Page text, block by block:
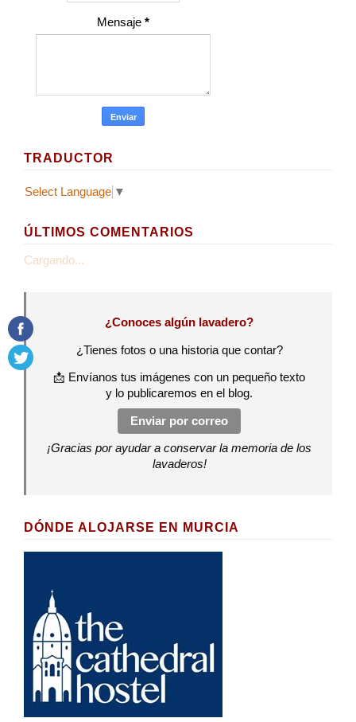
Mensaje *
TRADUCTOR
Select Language ▼
ÚLTIMOS COMENTARIOS
Cargando...
¿Conoces algún lavadero?
¿Tienes fotos o una historia que contar?
📩 Envíanos tus imágenes con un pequeño texto
y lo publicaremos en el blog.
Enviar por correo
¡Gracias por ayudar a conservar la memoria de los
lavaderos!
DÓNDE ALOJARSE EN MURCIA